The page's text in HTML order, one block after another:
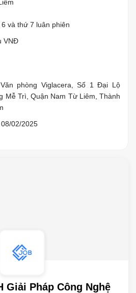
và thứ 7 luân phiên
VNĐ
phòng Viglacera, Số 1 Đại Lộ
Mễ Trì, Quận Nam Từ Liêm, Thành
08/02/2025
Giải Pháp Công Nghệ